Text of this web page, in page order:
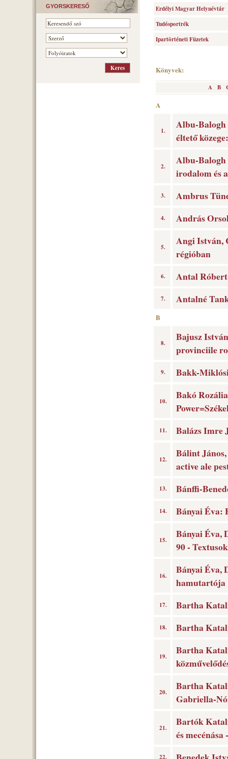
GYORSKERESŐ
Erdélyi Magyar Helynévtár
Tudósportrék
Ipartörténeti Füzetek
Könyvek:
A B
A
1.
Albu-Balogh
éltető
2.
Albu-Balogh
irodalom és
3. Ambrus
4. András
5.
Angi István,
régióban
6. Antal
7. Antalné
B
8.
Bajusz
provinciile
9. Bakk-
10.
Bakó
11. Balázs Imre
12.
Bálint
active ale
13. Bánffi-
14. Bányai Éva:
15.
Bányai Éva,
90 -
16.
Bányai Éva,
hamutartója
17. Bartha
18. Bartha
19.
Bartha
20.
Bartha
Gabriella-
21.
Bartók
és
22.